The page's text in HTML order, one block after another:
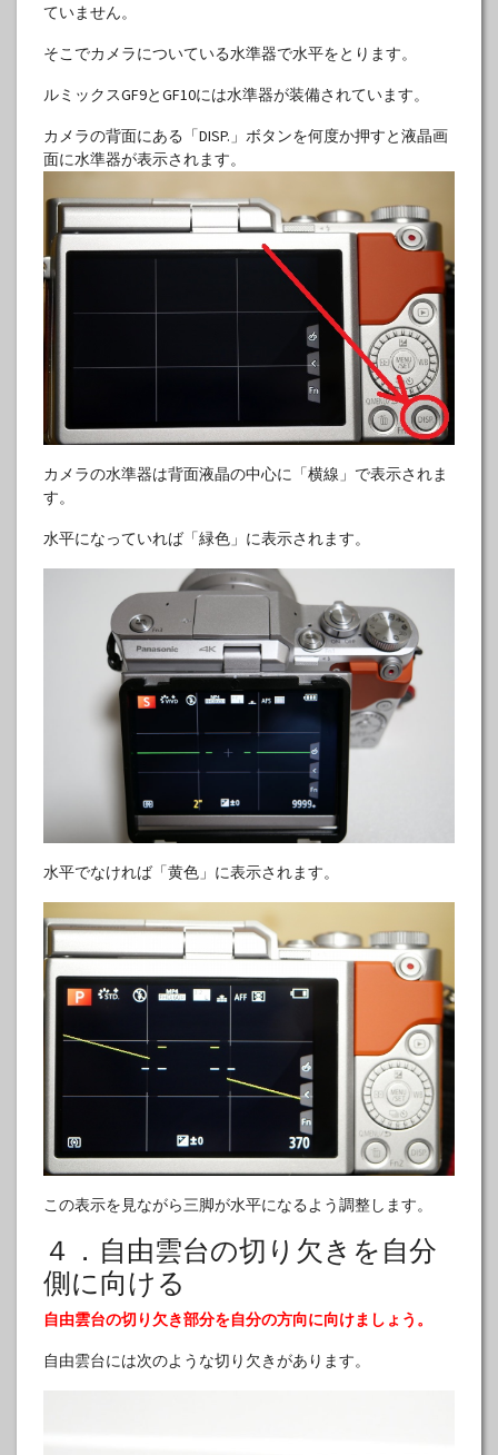
ていません。
そこでカメラについている水準器で水平をとります。
ルミックスGF9とGF10には水準器が装備されています。
カメラの背面にある「DISP.」ボタンを何度か押すと液晶画
面に水準器が表示されます。
カメラの水準器は背面液晶の中心に「横線」で表示されま
す。
水平になっていれば「緑色」に表示されます。
水平でなければ「黄色」に表示されます。
この表示を見ながら三脚が水平になるよう調整します。
４．自由雲台の切り欠きを自分
側に向ける
自由雲台の切り欠き部分を自分の方向に向けましょう。
自由雲台には次のような切り欠きがあります。